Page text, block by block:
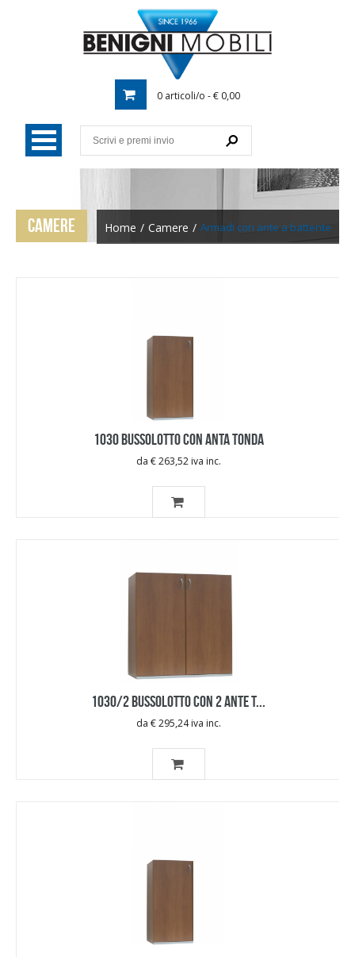
0 articoli/o - € 0,00
CAMERE Home / Camere / Armadi con ante a battente
1030 BUSSOLOTTO CON ANTA TONDA
da € 263,52 iva inc.
1030/2 BUSSOLOTTO CON 2 ANTE T...
da € 295,24 iva inc.